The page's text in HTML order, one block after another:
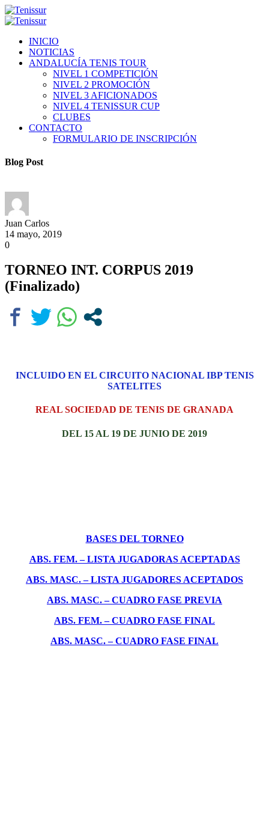
INICIO
NOTICIAS
ANDALUCÍA TENIS TOUR
NIVEL 1 COMPETICIÓN
NIVEL 2 PROMOCIÓN
NIVEL 3 AFICIONADOS
NIVEL 4 TENISSUR CUP
CLUBES
CONTACTO
FORMULARIO DE INSCRIPCIÓN
Blog Post
Juan Carlos
14 mayo, 2019
0
TORNEO INT. CORPUS 2019
(Finalizado)
INCLUIDO EN EL CIRCUITO NACIONAL IBP TENIS
SATELITES
REAL SOCIEDAD DE TENIS DE GRANADA
DEL 15 AL 19 DE JUNIO DE 2019
BASES DEL TORNEO
ABS. FEM. – LISTA JUGADORAS ACEPTADAS
ABS. MASC. – LISTA JUGADORES ACEPTADOS
ABS. MASC. – CUADRO FASE PREVIA
ABS. FEM. – CUADRO FASE FINAL
ABS. MASC. – CUADRO FASE FINAL